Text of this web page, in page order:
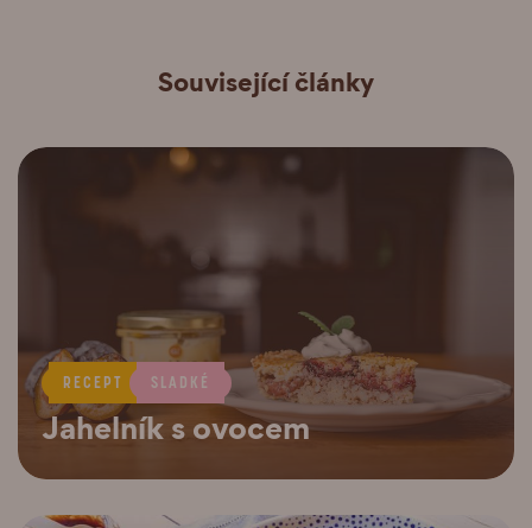
Související články
RECEPT SLADKÉ
Jahelník s ovocem